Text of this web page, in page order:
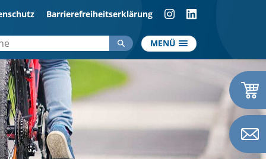
Barrierefreiheitserklärung
MENÜ